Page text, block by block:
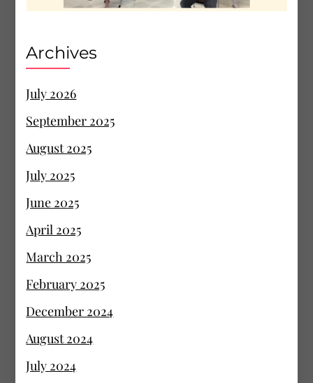
Archives
July 2026
September 2025
August 2025
July 2025
June 2025
April 2025
March 2025
February 2025
December 2024
August 2024
July 2024